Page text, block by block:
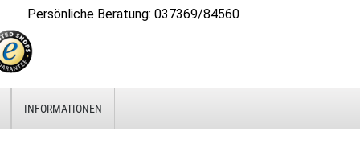
Persönliche Beratung: 037369/84560
INFORMATIONEN